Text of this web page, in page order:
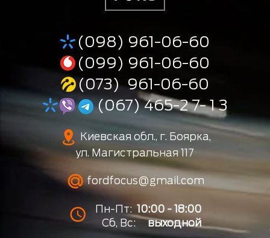
(098) 961-06-60
(099) 961-06-60
(073) 961-06-60
(067) 465-2 7- 1 3
Киевская обл., г. Боярка,
ул. Магистральная 117
fordfocus@gmail.com
Пн-Пт: 10:00 - 18:00
Сб, Вс:
выходной